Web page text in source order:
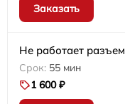
Заказать
Не работает разъем
55 мин
1 600 ₽